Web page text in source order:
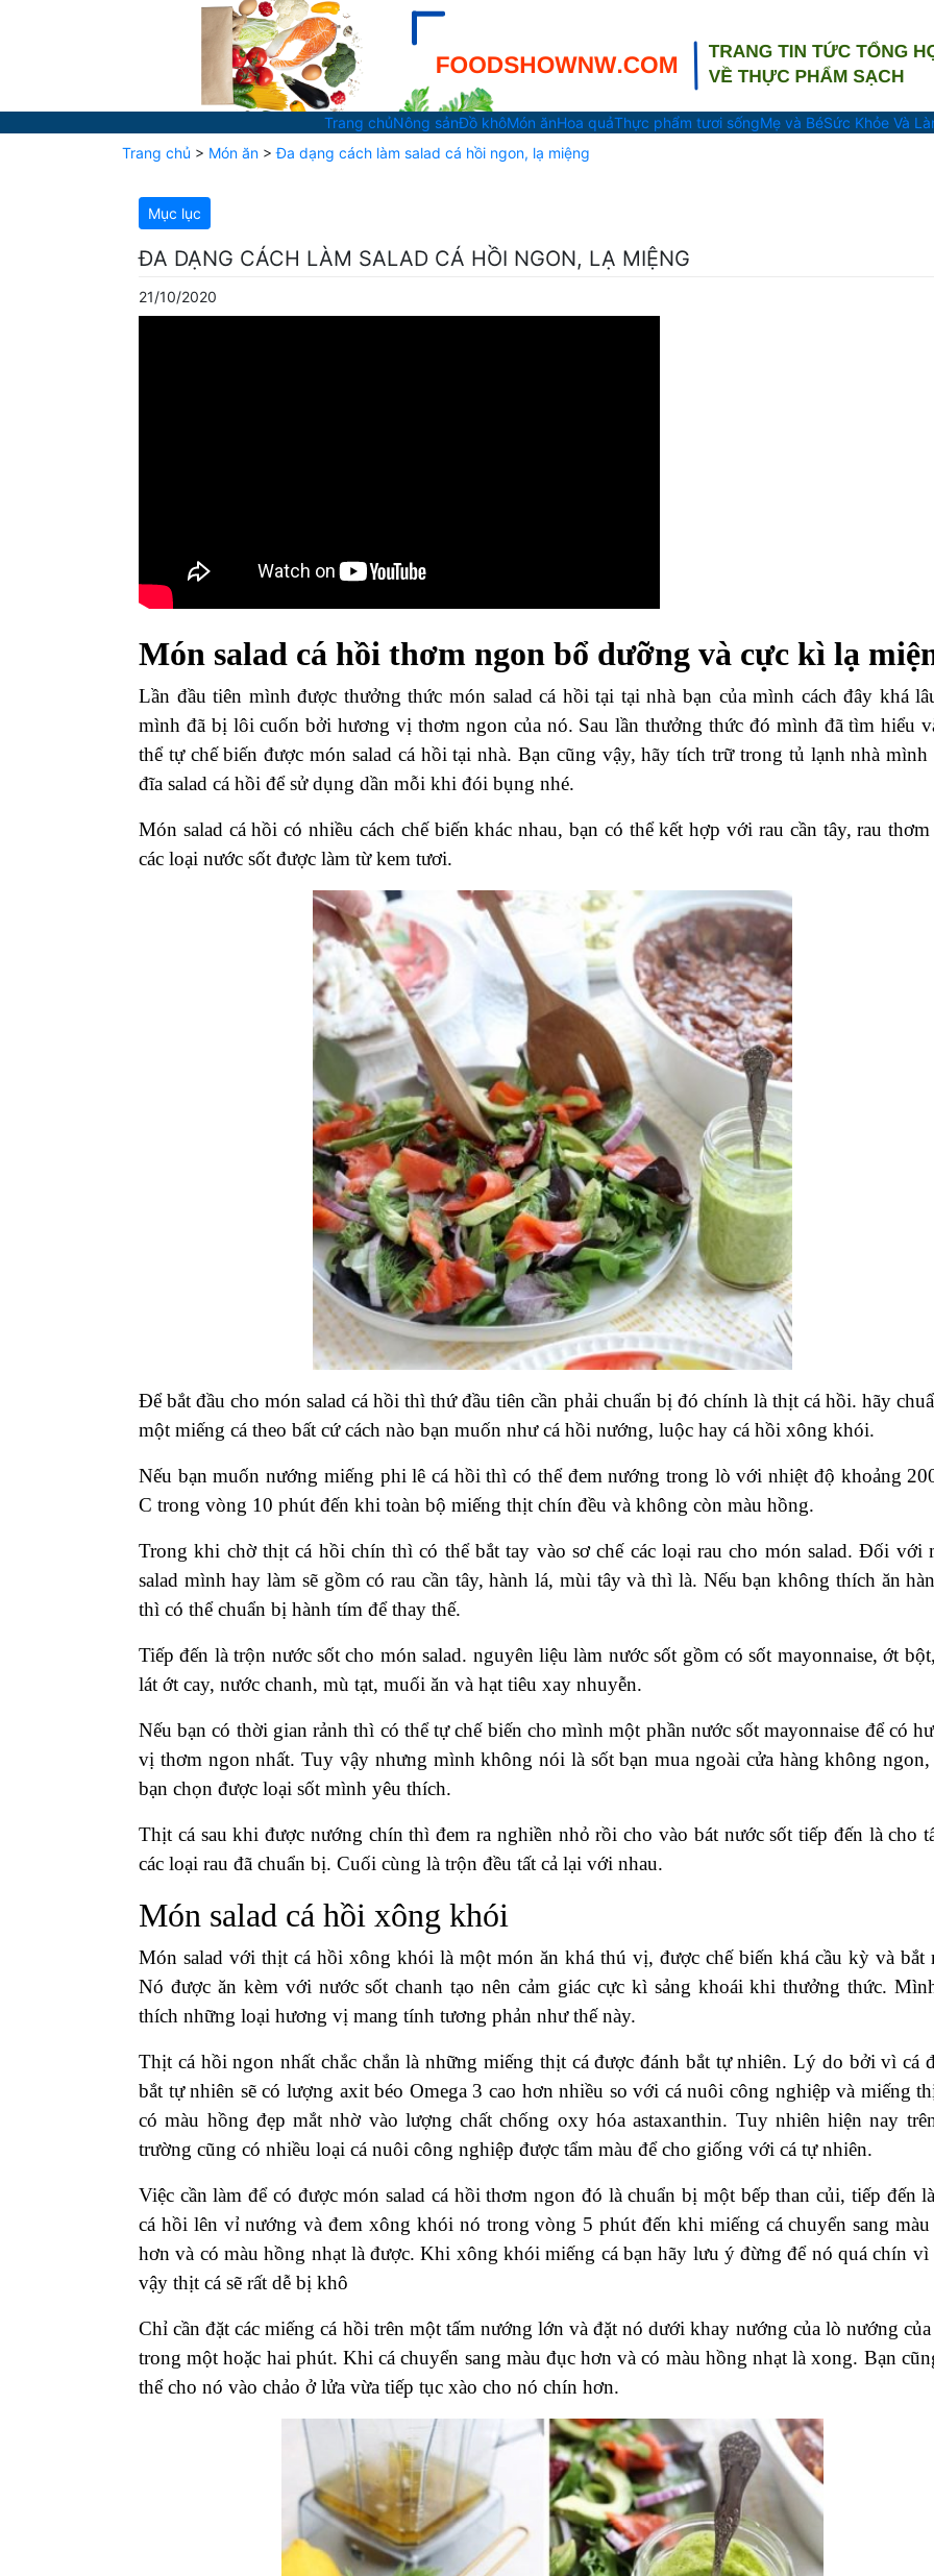
Trang chủNông sảnĐồ khôMón ănHoa quảThực phẩm tươi sốngMẹ và BéSức Khỏe Và
Trang chủ > Món ăn >Đa dạng cách làm salad cá hồi ngon, lạ miệng
Mục lục
ĐA DẠNG CÁCH LÀM SALAD CÁ HỒI NGON, LẠ MIỆNG
21/10/2020
Món salad cá hồi thơm ngon bổ dưỡng và cực kì lạ
Lần đầu tiên mình được thưởng thức món salad cá hồi tại tại nhà bạn của mình cách đây khá
mình đã bị lôi cuốn bởi hương vị thơm ngon của nó. Sau lần thưởng thức đó mình đã tìm hiểu
thể tự chế biến được món salad cá hồi tại nhà. Bạn cũng vậy, hãy tích trữ trong tủ lạnh nhà mình
đĩa salad cá hồi để sử dụng dần mỗi khi đói bụng nhé.
Món salad cá hồi có nhiều cách chế biến khác nhau, bạn có thể kết hợp với rau cần tây, rau
các loại nước sốt được làm từ kem tươi.
Để bắt đầu cho món salad cá hồi thì thứ đầu tiên cần phải chuẩn bị đó chính là thịt cá hồi. hãy
một miếng cá theo bất cứ cách nào bạn muốn như cá hồi nướng, luộc hay cá hồi xông khói.
Nếu bạn muốn nướng miếng phi lê cá hồi thì có thể đem nướng trong lò với nhiệt độ khoảng
C trong vòng 10 phút đến khi toàn bộ miếng thịt chín đều và không còn màu hồng.
Trong khi chờ thịt cá hồi chín thì có thể bắt tay vào sơ chế các loại rau cho món salad. Đối với
salad mình hay làm sẽ gồm có rau cần tây, hành lá, mùi tây và thì là. Nếu bạn không thích ăn
thì có thể chuẩn bị hành tím để thay thế.
Tiếp đến là trộn nước sốt cho món salad. nguyên liệu làm nước sốt gồm có sốt mayonnaise, ớt
lát ớt cay, nước chanh, mù tạt, muối ăn và hạt tiêu xay nhuyễn.
Nếu bạn có thời gian rảnh thì có thể tự chế biến cho mình một phần nước sốt mayonnaise để có
vị thơm ngon nhất. Tuy vậy nhưng mình không nói là sốt bạn mua ngoài cửa hàng không ngon,
bạn chọn được loại sốt mình yêu thích.
Thịt cá sau khi được nướng chín thì đem ra nghiền nhỏ rồi cho vào bát nước sốt tiếp đến là cho
các loại rau đã chuẩn bị. Cuối cùng là trộn đều tất cả lại với nhau.
Món salad cá hồi xông khói
Món salad với thịt cá hồi xông khói là một món ăn khá thú vị, được chế biến khá cầu kỳ và bắt
Nó được ăn kèm với nước sốt chanh tạo nên cảm giác cực kì sảng khoái khi thưởng thức.
thích những loại hương vị mang tính tương phản như thế này.
Thịt cá hồi ngon nhất chắc chắn là những miếng thịt cá được đánh bắt tự nhiên. Lý do bởi vì cá
bắt tự nhiên sẽ có lượng axit béo Omega 3 cao hơn nhiều so với cá nuôi công nghiệp và miếng
có màu hồng đẹp mắt nhờ vào lượng chất chống oxy hóa astaxanthin. Tuy nhiên hiện nay
trường cũng có nhiều loại cá nuôi công nghiệp được tẩm màu để cho giống với cá tự nhiên.
Việc cần làm để có được món salad cá hồi thơm ngon đó là chuẩn bị một bếp than củi, tiếp đến
cá hồi lên vỉ nướng và đem xông khói nó trong vòng 5 phút đến khi miếng cá chuyển sang màu
hơn và có màu hồng nhạt là được. Khi xông khói miếng cá bạn hãy lưu ý đừng để nó quá chín vì
vậy thịt cá sẽ rất dễ bị khô
Chỉ cần đặt các miếng cá hồi trên một tấm nướng lớn và đặt nó dưới khay nướng của lò nướng của
trong một hoặc hai phút. Khi cá chuyển sang màu đục hơn và có màu hồng nhạt là xong. Bạn
thể cho nó vào chảo ở lửa vừa tiếp tục xào cho nó chín hơn.